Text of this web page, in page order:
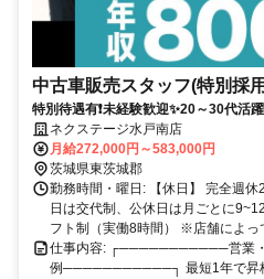
中古車販売スタッフ(特別採
特別待遇有❗未経験歓迎✨20～30代活
賞与年4回❗固定給で年収800万円可✨
ネクステージ水戸南店
月給272,000円～583,000円
茨城県東茨城郡
勤務時間・曜日: 【休日】 完全週
日は交代制、公休日は月ごとに
フト制（実働8時間） ※店舗によっ
仕事内容: ┌───────────営業・
例───────────┐ 最短1年で昇